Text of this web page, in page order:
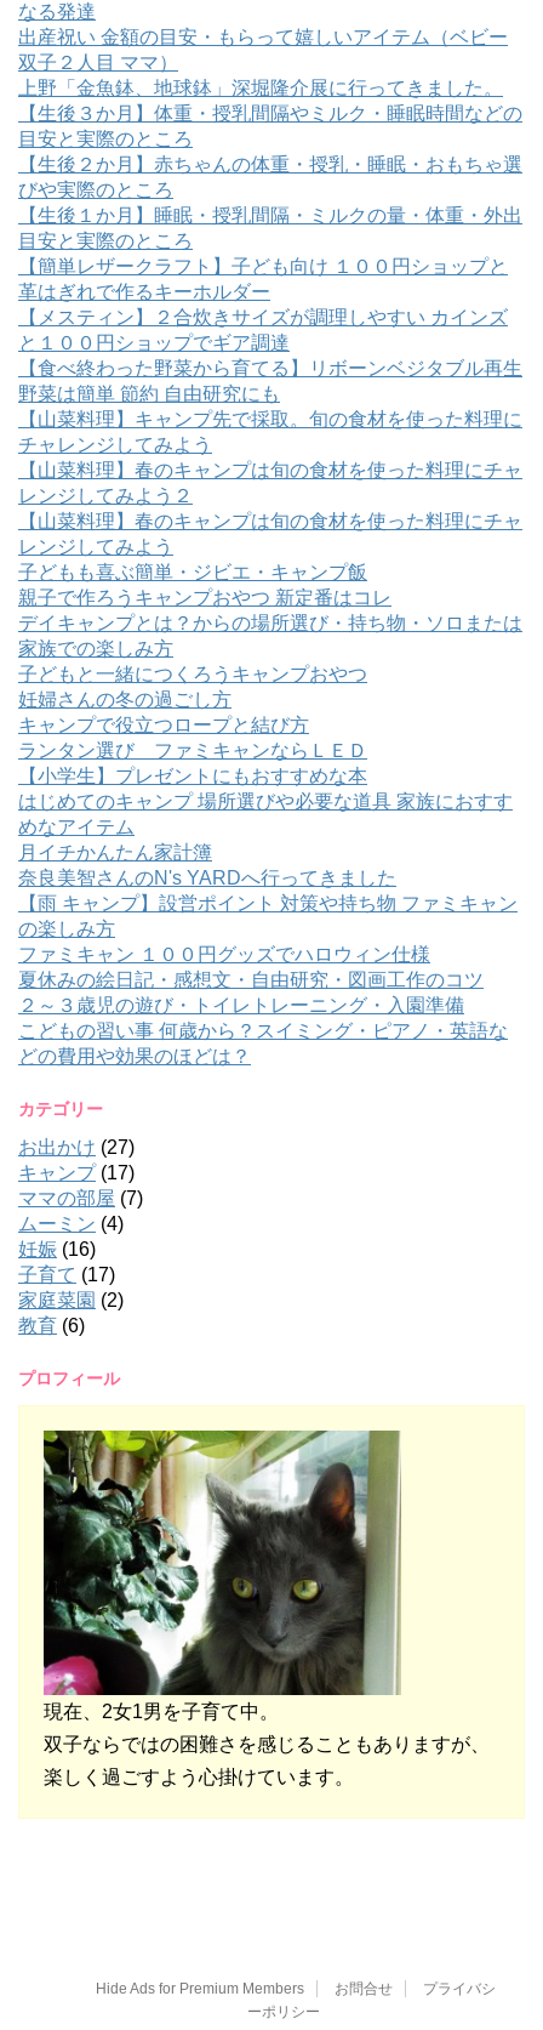
なる発達
出産祝い 金額の目安・もらって嬉しいアイテム（ベビー
双子２人目 ママ）
上野「金魚鉢、地球鉢」深堀隆介展に行ってきました。
【生後３か月】体重・授乳間隔やミルク・睡眠時間などの
目安と実際のところ
【生後２か月】赤ちゃんの体重・授乳・睡眠・おもちゃ選
びや実際のところ
【生後１か月】睡眠・授乳間隔・ミルクの量・体重・外出
目安と実際のところ
【簡単レザークラフト】子ども向け １００円ショップと
革はぎれで作るキーホルダー
【メスティン】２合炊きサイズが調理しやすい カインズ
と１００円ショップでギア調達
【食べ終わった野菜から育てる】リボーンベジタブル再生
野菜は簡単 節約 自由研究にも
【山菜料理】キャンプ先で採取。旬の食材を使った料理に
チャレンジしてみよう
【山菜料理】春のキャンプは旬の食材を使った料理にチャ
レンジしてみよう２
【山菜料理】春のキャンプは旬の食材を使った料理にチャ
レンジしてみよう
子どもも喜ぶ簡単・ジビエ・キャンプ飯
親子で作ろうキャンプおやつ 新定番はコレ
デイキャンプとは？からの場所選び・持ち物・ソロまたは
家族での楽しみ方
子どもと一緒につくろうキャンプおやつ
妊婦さんの冬の過ごし方
キャンプで役立つロープと結び方
ランタン選び ファミキャンならＬＥＤ
【小学生】プレゼントにもおすすめな本
はじめてのキャンプ 場所選びや必要な道具 家族におすす
めなアイテム
月イチかんたん家計簿
奈良美智さんのN's YARDへ行ってきました
【雨 キャンプ】設営ポイント 対策や持ち物 ファミキャン
の楽しみ方
ファミキャン １００円グッズでハロウィン仕様
夏休みの絵日記・感想文・自由研究・図画工作のコツ
２～３歳児の遊び・トイレトレーニング・入園準備
こどもの習い事 何歳から？スイミング・ピアノ・英語な
どの費用や効果のほどは？
カテゴリー
お出かけ (27)
キャンプ(17)
ママの部屋 (7)
ムーミン (4)
妊娠 (16)
子育て (17)
家庭菜園 (2)
教育 (6)
プロフィール
現在、2女1男を子育て中。
双子ならではの困難さを感じることもありますが、
楽しく過ごすよう心掛けています。
Hide Ads for Premium Members お問合せ
プライバシ
ーポリシー